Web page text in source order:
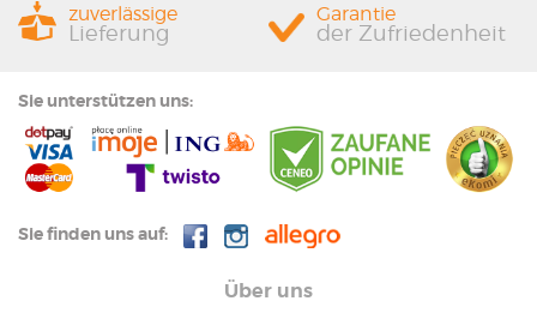
zuverlässige
Lieferung
Garantie
der Zufriedenheit
Sie unterstützen uns:
Sie finden uns auf:
Über uns